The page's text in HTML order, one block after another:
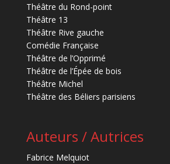
Théâtre du Rond-point
Théâtre 13
Théâtre Rive gauche
Comédie Française
Théâtre de l’Opprimé
Théâtre de l’Épée de bois
Théâtre Michel
Théâtre des Béliers parisiens
Auteurs / Autrices
Fabrice Melquiot